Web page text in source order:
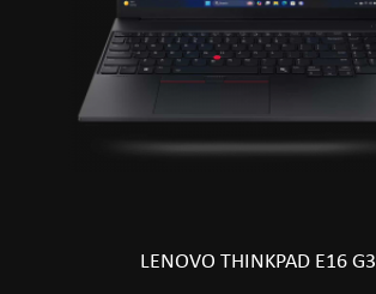
LENOVO THINKPAD E16 G3